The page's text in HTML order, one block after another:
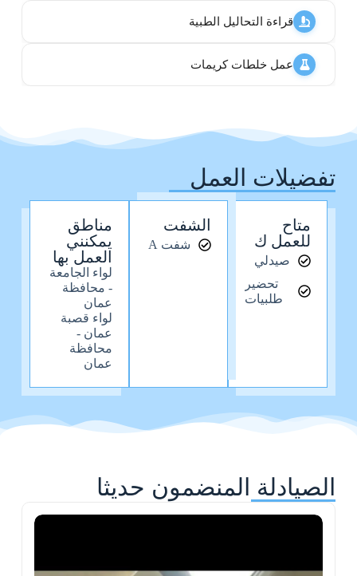
قراءة التحاليل الطبية
عمل خلطات كريمات
تفضيلات العمل
متاح
للعمل ك
صيدلي
تحضير
طلبيات
الشفت
شفت A
مناطق
يمكنني
العمل بها
لواء الجامعة
- محافظة
عمان
لواء قصبة
عمان -
محافظة
عمان
الصيادلة المنضمون حديثا